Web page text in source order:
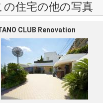
の住宅の他の写真
CLUB Renovation